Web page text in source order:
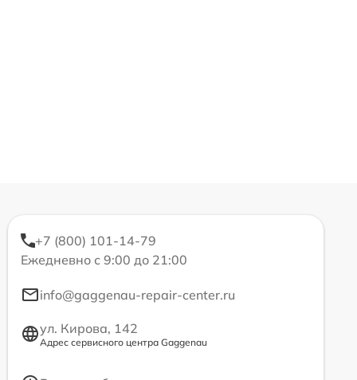
+7 (800) 101-14-79
Ежедневно с 9:00 до 21:00
info@gaggenau-repair-center.ru
ул. Кирова, 142
Адрес сервисного центра Gaggenau